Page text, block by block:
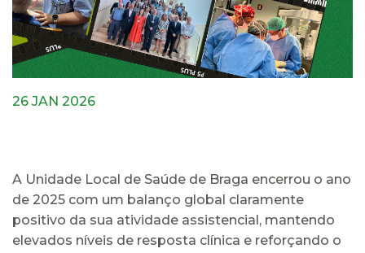
26 JAN 2026
A Unidade Local de Saúde de Braga encerrou o ano
de 2025 com um balanço global claramente
positivo da sua atividade assistencial, mantendo
elevados níveis de resposta clínica e reforçando o